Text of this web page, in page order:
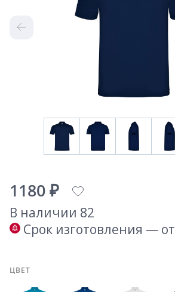
1180 ₽
В наличии 82
Срок изготовления —
ЦВЕТ